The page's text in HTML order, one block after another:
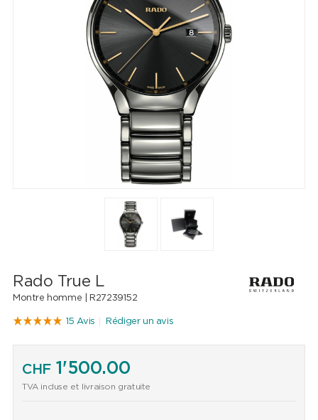
Rado True L
Montre homme | R27239152
15 Avis Rédiger un avis
CHF1'500.00
TVA incluse et livraison gratuite